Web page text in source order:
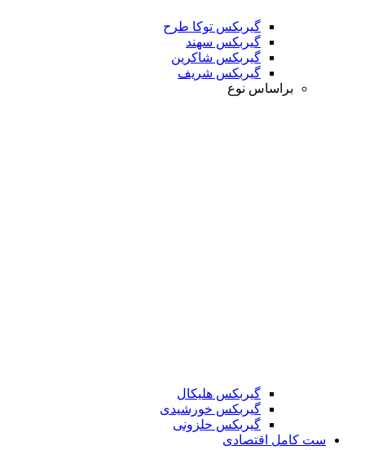
گیربکس توکا طرح
گیربکس سهند
گیربکس شاکرین
گیربکس شریف
براساس نوع
گیربکس هلیکال
گیربکس خورشیدی
گیربکس حلزونی
ست کامل اقتصادی